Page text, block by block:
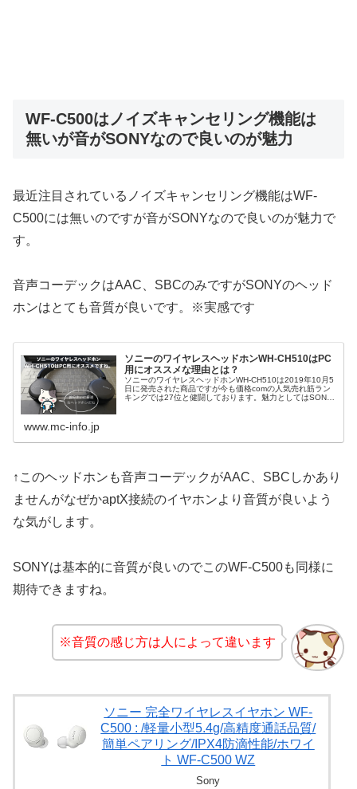
WF-C500はノイズキャンセリング機能は
無いが音がSONYなので良いのが魅力
最近注目されているノイズキャンセリング機能はWF-
C500には無いのですが音がSONYなので良いのが魅力で
す。
音声コーデックはAAC、SBCのみですがSONYのヘッド
ホンはとても音質が良いです。※実感です
ソニーのワイヤレスヘッドホンWH-CH510はPC
用にオススメな理由とは？
ソニーのワイヤレスヘッドホンWH-CH510は2019年10月5
日に発売された商品ですが今も価格comの人気売れ筋ラン
キングでは27位と健闘しております。魅力としてはSONY
www.mc-info.jp
↑このヘッドホンも音声コーデックがAAC、SBCしかあり
ませんがなぜかaptX接続のイヤホンより音質が良いよう
な気がします。
SONYは基本的に音質が良いのでこのWF-C500も同様に
期待できますね。
※音質の感じ方は人によって違います
ソニー 完全ワイヤレスイヤホン WF-
C500 : /軽量小型5.4g/高精度通話品質/
簡単ペアリング/IPX4防滴性能/ホワイ
ト WF-C500 WZ
Sony